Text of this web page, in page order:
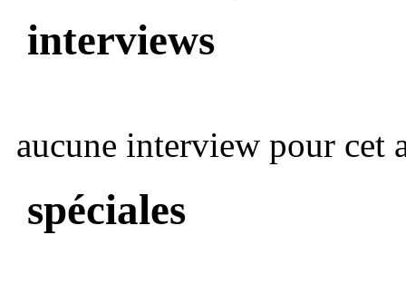
interviews
aucune interview pour cet
spéciales